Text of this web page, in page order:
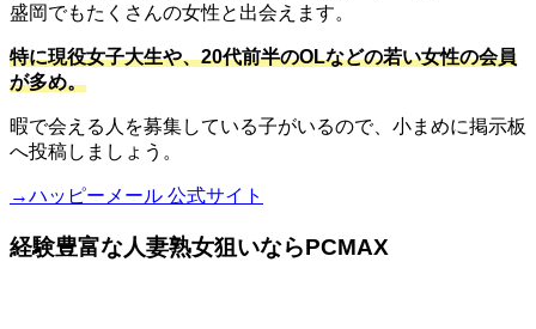
盛岡でもたくさんの女性と出会えます。
特に現役女子大生や、20代前半のOLなどの若い女性の会員
が多め。
暇で会える人を募集している子がいるので、小まめに掲示板
へ投稿しましょう。
→ハッピーメール 公式サイト
経験豊富な人妻熟女狙いならPCMAX